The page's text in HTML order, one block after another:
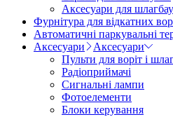
Аксесуари для
Фурнітура для відкатних
Автоматичні паркувальні
Аксесуари
Аксесуари
Пульти для воріт і
Радіоприймачі
Сигнальні лампи
Фотоелементи
Блоки керування